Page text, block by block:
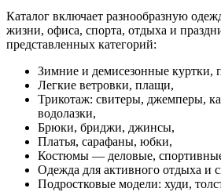
Каталог включает разнообразную
жизни, офиса, спорта, отдыха и
представленных категорий:
Зимние и демисезонные куртки,
Легкие ветровки, плащи,
Трикотаж: свитеры, джемперы,
водолазки,
Брюки, бриджи, джинсы,
Платья, сарафаны, юбки,
Костюмы — деловые,
Одежда для активного отдыха и
Подростковые модели: худи,